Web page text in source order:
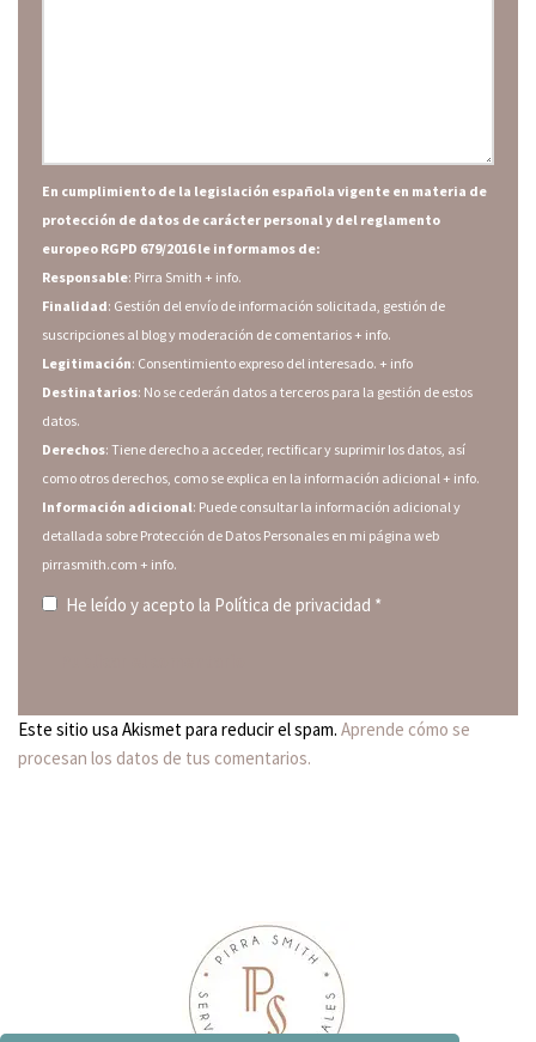
En cumplimiento de la legislación española vigente en materia de
protección de datos de carácter personal y del reglamento
europeo RGPD 679/2016 le informamos de:
Responsable: Pirra Smith + info.
Finalidad: Gestión del envío de información solicitada, gestión de
suscripciones al blog y moderación de comentarios+ info.
Legitimación: Consentimiento expreso del interesado. + info
Destinatarios: No se cederán datos a terceros para la gestión de estos
datos.
Derechos: Tiene derecho a acceder, rectificar y suprimir los datos, así
como otros derechos, como se explica en la información adicional+ info.
Información adicional: Puede consultar la información adicional y
detallada sobre Protección de Datos Personales en mi página web
pirrasmith.com + info.
He leído y acepto la Política de privacidad *
Este sitio usa Akismet para reducir el spam. Aprende cómo se
procesan los datos de tus comentarios.